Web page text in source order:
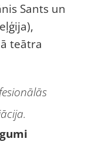
Sants un
teātra